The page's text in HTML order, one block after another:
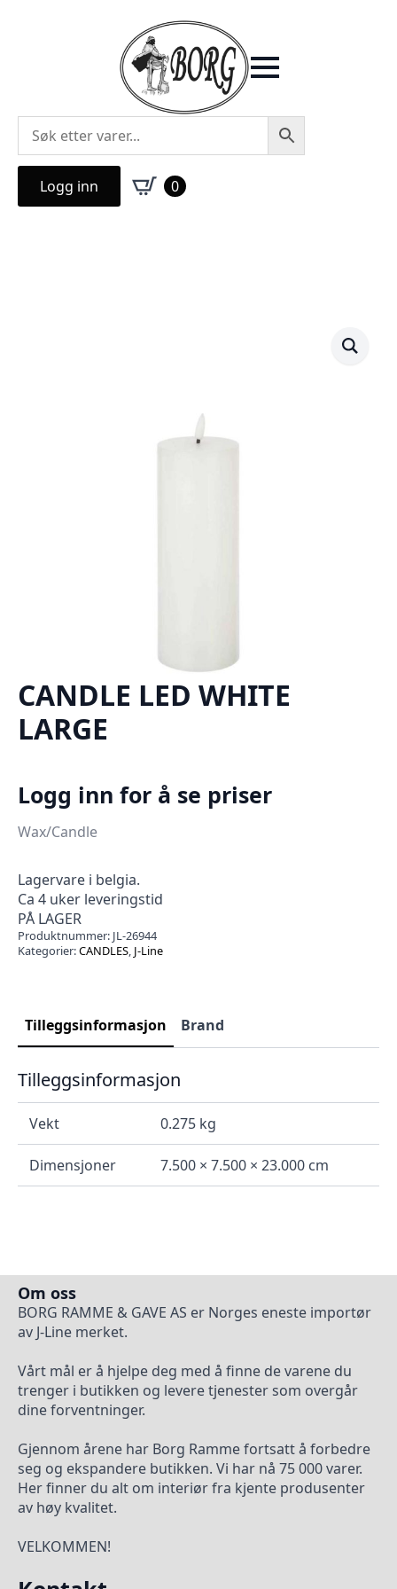
Logg inn 0
CANDLE LED WHITE
LARGE
Logg inn for å se priser
Wax/Candle
Lagervare i belgia.
Ca 4 uker leveringstid
PÅ LAGER
Produktnummer: JL-26944
Kategorier:CANDLES, J-Line
Tilleggsinformasjon Brand
Tilleggsinformasjon
Vekt 0.275 kg
Dimensjoner 7.500 × 7.500 × 23.000 cm
Om oss
BORG RAMME & GAVE AS er Norges eneste importør
av J-Line merket.
Vårt mål er å hjelpe deg med å finne de varene du
trenger i butikken og levere tjenester som overgår
dine forventninger.
Gjennom årene har Borg Ramme fortsatt å forbedre
seg og ekspandere butikken. Vi har nå 75 000 varer.
Her finner du alt om interiør fra kjente produsenter
av høy kvalitet.
VELKOMMEN!